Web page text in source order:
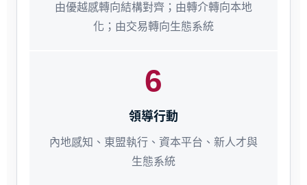
由優越感轉向結構對齊；由轉介轉向本地
化；由交易轉向生態系統
6
領導行動
內地感知、東盟執行、資本平台、新人才與
生態系統